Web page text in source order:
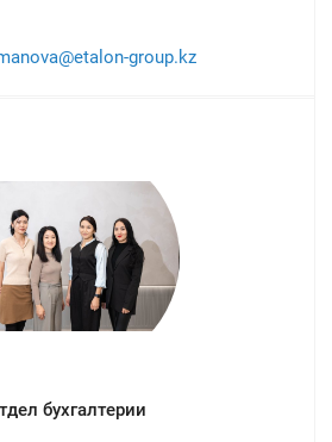
group.kz
бухгалтерии